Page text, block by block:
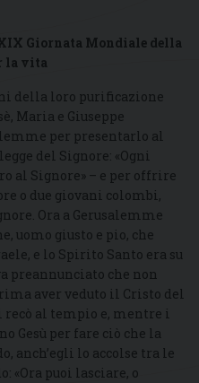
Giornata Mondiale della
la vita
della loro purificazione
Maria e Giuseppe
per presentarlo al
del Signore: «Ogni
al Signore» – e per offrire
o due giovani colombi,
Ora a Gerusalemme
uomo giusto e pio, che
e lo Spirito Santo era su
preannunciato che non
aver veduto il Cristo del
recò al tempio e, mentre i
Gesù per fare ciò che la
anch’egli lo accolse tra le
«Ora puoi lasciare, o